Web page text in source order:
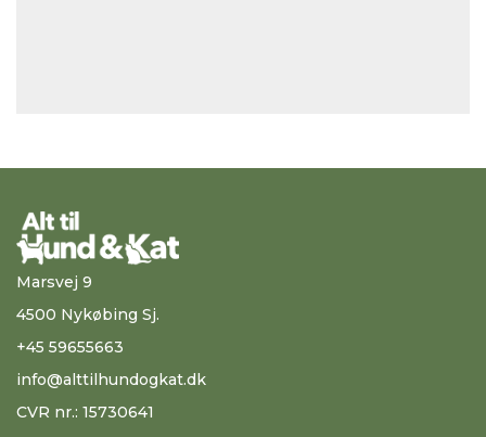
Marsvej 9
4500 Nykøbing Sj.
+45 59655663
info@alttilhundogkat.dk
CVR nr.: 15730641